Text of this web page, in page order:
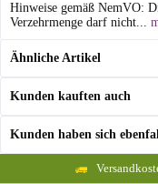
Hinweise gemäß NemVO:
Verzehrmenge darf nicht...
Ähnliche Artikel
Kunden kauften auch
Kunden haben sich